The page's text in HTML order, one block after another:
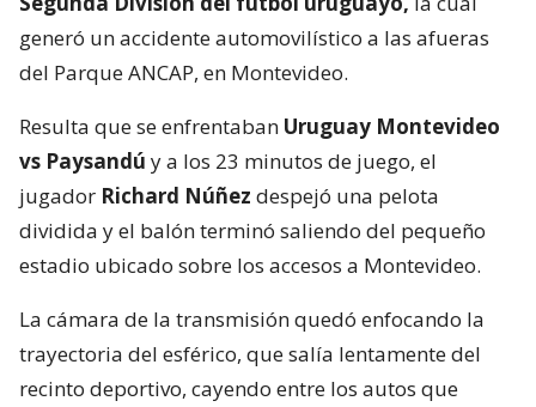
generó un accidente automovilístico a las afueras
del Parque ANCAP, en Montevideo.
Resulta que se enfrentaban Uruguay Montevideo
vs Paysandú y a los 23 minutos de juego, el
jugador Richard Núñez despejó una pelota
dividida y el balón terminó saliendo del pequeño
estadio ubicado sobre los accesos a Montevideo.
La cámara de la transmisión quedó enfocando la
trayectoria del esférico, que salía lentamente del
recinto deportivo, cayendo entre los autos que